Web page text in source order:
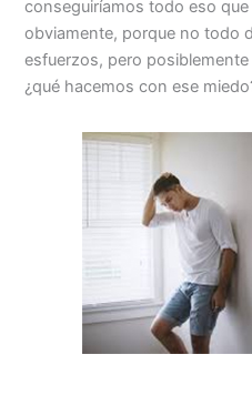
conseguiríamos todo eso
obviamente, porque no todo
esfuerzos, pero
¿qué hacemos con ese